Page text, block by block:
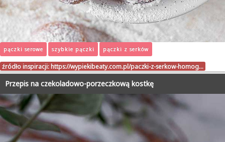
pączki serowe szybkie pączki pączki z serków
źródło inspiracji: https://wypiekibeaty.com.pl/paczki-z-serkow-homog…
Przepis na czekoladowo-porzeczkową kostkę